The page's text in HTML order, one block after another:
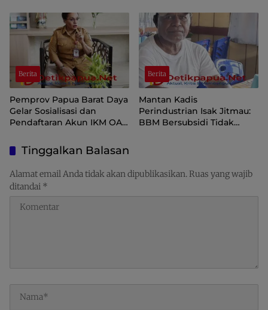
81 Kemerdekaan RI
Berita
Pemprov Papua Barat Daya
Gelar Sosialisasi dan
Pendaftaran Akun IKM OAP
Berita
Mantan Kadis
Perindustrian Isak Jitmau:
BBM Bersubsidi Tidak
Tinggalkan Balasan
Alamat email Anda tidak akan dipublikasikan.Ruas yang wajib
ditandai *